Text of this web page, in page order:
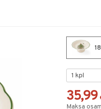
35,99
Maksa